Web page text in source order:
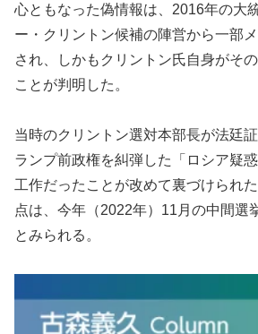
心ともなった偽情報は、2016年の大
ー・クリントン候補の陣営から一部
され、しかもクリントン氏自身がそ
ことが判明した。
当時のクリントン選対本部長が法廷
ランプ前政権を糾弾した「ロシア疑
工作だったことが改めて裏づけられ
点は、今年（2022年）11月の中間選
とみられる。